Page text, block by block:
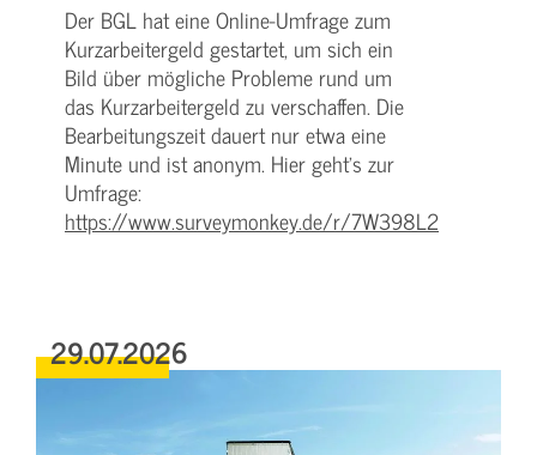
Der BGL hat eine Online­-Umfrage zum
Kurzarbeitergeld gestartet, um sich ein
Bild über mögliche Probleme rund um
das Kurzarbeitergeld zu verschaffen. Die
Bearbeitungszeit dauert nur etwa eine
Minute und ist anonym. Hier geht's zur
Umfrage:
https://www.surveymonkey.de/r/7W398L2
29.07.2026